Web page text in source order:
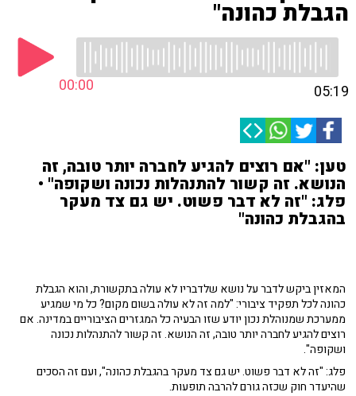
הגבלת כהונה"
00:00 05:19
טען: "אם רוצים להגיע לחברה יותר טובה, זה
הנושא. זה קשור להתנהלות נכונה ושקופה" •
פלג: "זה לא דבר פשוט. יש גם צד מעקר
בהגבלת כהונה"
המאזין ביקש לדבר על נושא שלדבריו לא עולה בתקשורת, והוא הגבלת
כהונה לכל תפקיד ציבורי: "למה זה לא עולה בשום מקום? כל מי שמגיע
ממערכת שמנוהלת נכון יודע שזו הבעיה כל המגזרים הציבוריים במדינה. אם
רוצים להגיע לחברה יותר טובה, זה הנושא. זה קשור להתנהלות נכונה
ושקופה".
פלג: "זה לא דבר פשוט. יש גם צד מעקר בהגבלת כהונה", ועם זה הסכים
שהיעדר חוק שכזה גורם להרבה תופעות.